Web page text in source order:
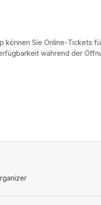
Sie Online-Tickets
während der